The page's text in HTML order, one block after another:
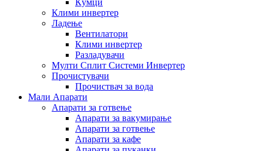
Клими инвертер
Ладење
Вентилатори
Клими инвертер
Разладувачи
Мулти Сплит Системи Инвертер
Прочистувачи
Прочиствач за вода
Мали Апарати
Апарати за готвење
Апарати за вакумирање
Апарати за готвење
Апарати за кафе